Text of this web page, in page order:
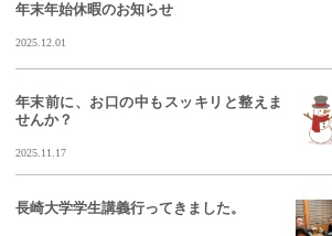
年末年始休暇のお知らせ
2025.12.01
年末前に、お口の中もスッキリと整えま
せんか？
2025.11.17
長崎大学学生講義行ってきました。